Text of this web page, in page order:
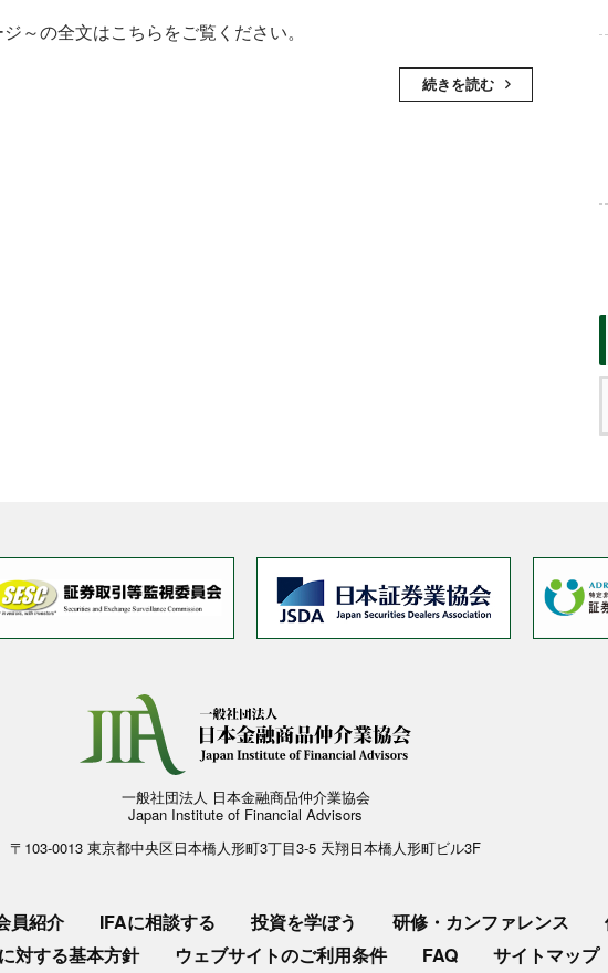
～の全文はこちらをご覧ください。
続きを読む
一般社団法人 日本金融商品仲介業協会
Japan Institute of Financial Advisors
〒103-0013 東京都中央区日本橋人形町3丁目3-5 天翔日本橋人形町ビル3F
員紹介 IFAに相談する 投資を学ぼう 研修・カンファレンス
対する基本方針
ウェブサイトのご利用条件 FAQ サイトマップ